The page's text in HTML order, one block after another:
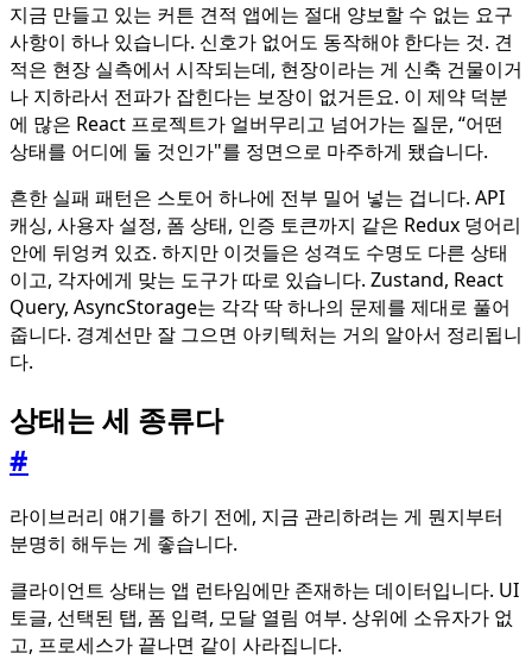
지금 만들고 있는 커튼 견적 앱에는 절대 양보할 수 없는 요구
사항이 하나 있습니다. 신호가 없어도 동작해야 한다는 것. 견
적은 현장 실측에서 시작되는데, 현장이라는 게 신축 건물이거
나 지하라서 전파가 잡힌다는 보장이 없거든요. 이 제약 덕분
에 많은 React 프로젝트가 얼버무리고 넘어가는 질문, “어떤
상태를 어디에 둘 것인가"를 정면으로 마주하게 됐습니다.
흔한 실패 패턴은 스토어 하나에 전부 밀어 넣는 겁니다. API
캐싱, 사용자 설정, 폼 상태, 인증 토큰까지 같은 Redux 덩어리
안에 뒤엉켜 있죠. 하지만 이것들은 성격도 수명도 다른 상태
이고, 각자에게 맞는 도구가 따로 있습니다. Zustand, React
Query, AsyncStorage는 각각 딱 하나의 문제를 제대로 풀어
줍니다. 경계선만 잘 그으면 아키텍처는 거의 알아서 정리됩니
다.
상태는 세 종류다
#
라이브러리 얘기를 하기 전에, 지금 관리하려는 게 뭔지부터
분명히 해두는 게 좋습니다.
클라이언트 상태는 앱 런타임에만 존재하는 데이터입니다. UI
토글, 선택된 탭, 폼 입력, 모달 열림 여부. 상위에 소유자가 없
고, 프로세스가 끝나면 같이 사라집니다.